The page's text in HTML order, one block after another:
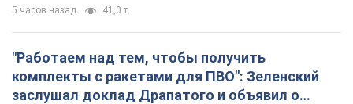
5 часов назад 41,0 т.
"Работаем над тем, чтобы получить
комплекты с ракетами для ПВО": Зеленский
заслушал доклад Драпатого и объявил о